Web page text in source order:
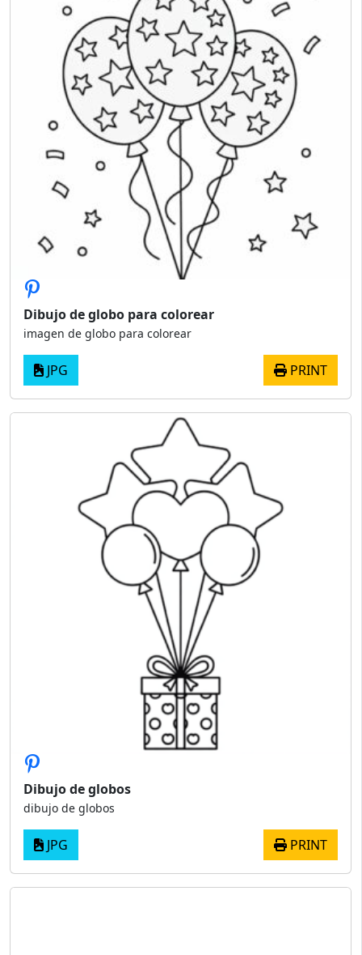
Dibujo de globo para colorear
imagen de globo para colorear
JPG PRINT
Dibujo de globos
dibujo de globos
JPG PRINT